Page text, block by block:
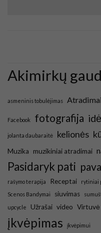
Akimirkų
asmeninis tobulėjimas Atradimai
Facebook fotografija
jolanta daubaraitė kelionės
Muzika muzikiniai atradimai
Pasidaryk pati
rašymo terapija
Receptai rytiniai
Scenos Bandymai siuvimas
upcycle Užrašai video Virtuvė
įkvėpimas įkvėpimui